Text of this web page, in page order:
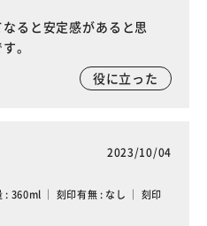
ると安定感があると思
。
役に立った
2023/10/04
: 360ml ｜ 刻印有無 : なし ｜ 刻印